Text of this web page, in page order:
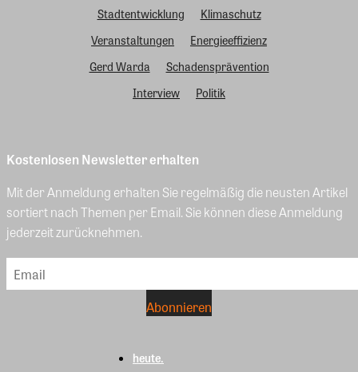
Stadtentwicklung
Klimaschutz
Veranstaltungen
Energieeffizienz
Gerd Warda
Schadensprävention
Interview
Politik
Kostenlosen Newsletter erhalten
Mit der Anmeldung erhalten Sie regelmäßig die neusten Artikel
sortiert nach Themen per Email. Sie können diese Anmeldung
jederzeit zurücknehmen.
heute.